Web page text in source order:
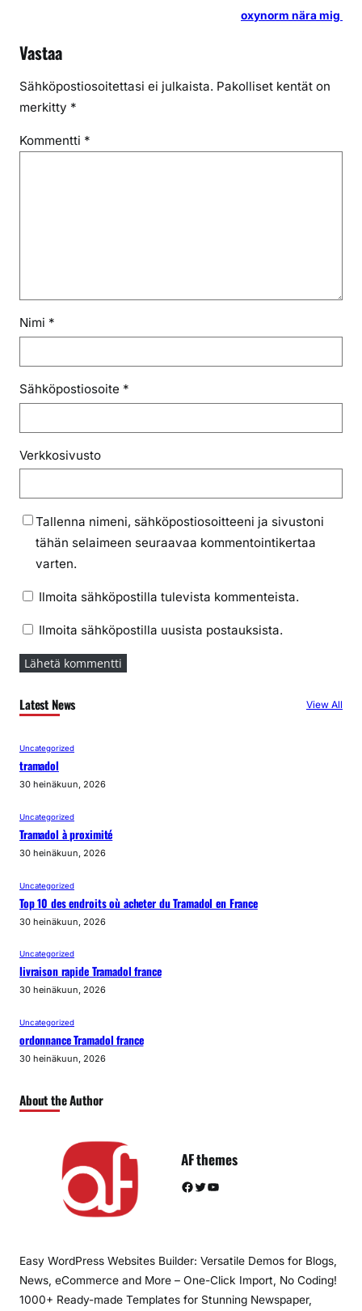
oxynorm nära mig
Vastaa
Sähköpostiosoitettasi ei julkaista. Pakolliset kentät on
merkitty *
Kommentti *
Nimi *
Sähköpostiosoite *
Verkkosivusto
Tallenna nimeni, sähköpostiosoitteeni ja sivustoni
tähän selaimeen seuraavaa kommentointikertaa
varten.
Ilmoita sähköpostilla tulevista kommenteista.
Ilmoita sähköpostilla uusista postauksista.
Latest News View All
Uncategorized
tramadol
30 heinäkuun, 2026
Uncategorized
Tramadol à proximité
30 heinäkuun, 2026
Uncategorized
Top 10 des endroits où acheter du Tramadol en France
30 heinäkuun, 2026
Uncategorized
livraison rapide Tramadol france
30 heinäkuun, 2026
Uncategorized
ordonnance Tramadol france
30 heinäkuun, 2026
About the Author
AF themes
Facebook Twitter YouTube
Easy WordPress Websites Builder: Versatile Demos for Blogs,
News, eCommerce and More – One-Click Import, No Coding!
1000+ Ready-made Templates for Stunning Newspaper,